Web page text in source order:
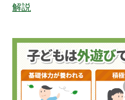
解説